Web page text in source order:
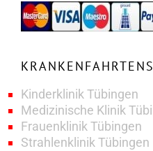
Kinderklinik Tübingen
Medizinische Klinik
Frauenklinik Tübingen
Strahlenklinik Tübingen